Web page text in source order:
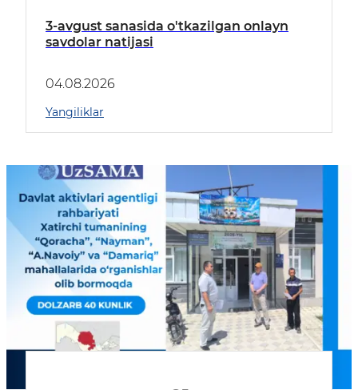
3-avgust sanasida o'tkazilgan onlayn
savdolar natijasi
04.08.2026
Yangiliklar